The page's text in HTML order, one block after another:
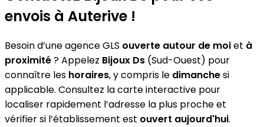
envois à Auterive !
Besoin d’une agence GLS ouverte autour de moiet à
proximité? Appelez Bijoux Ds (Sud-Ouest) pour
connaître les horaires, y compris le dimanchesi
applicable. Consultez la carte interactive pour
localiser rapidement l’adresse la plus proche et
vérifier si l’établissement est ouvert aujourd'hui.